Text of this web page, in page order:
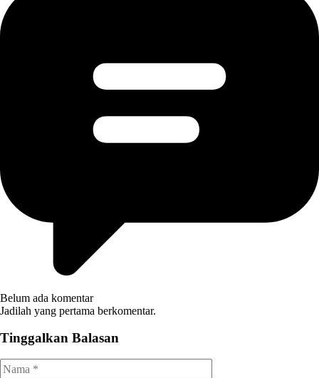
Belum ada komentar
Jadilah yang pertama berkomentar.
Tinggalkan Balasan